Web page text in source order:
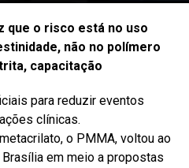
que o risco está no uso
não no polímero
capacitação
para reduzir eventos
clínicas.
o PMMA, voltou ao
em meio a propostas